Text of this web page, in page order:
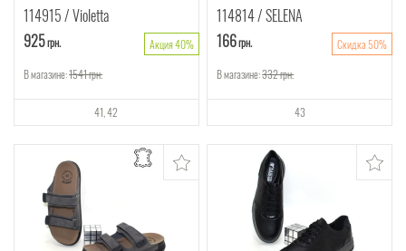
114915 Violetta
925грн.
Акция 40%
В магазине:1541грн.
41 42
114814 SELENA
166грн.
Скидка 50%
В магазине:332грн.
43